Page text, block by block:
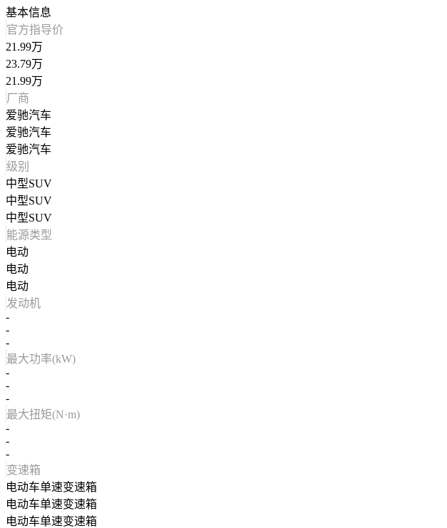
基本信息
官方指导价
21.99万
23.79万
21.99万
厂商
爱驰汽车
爱驰汽车
爱驰汽车
级别
中型SUV
中型SUV
中型SUV
能源类型
电动
电动
电动
发动机
-
-
-
最大功率(kW)
-
-
-
最大扭矩(N·m)
-
-
-
变速箱
电动车单速变速箱
电动车单速变速箱
电动车单速变速箱